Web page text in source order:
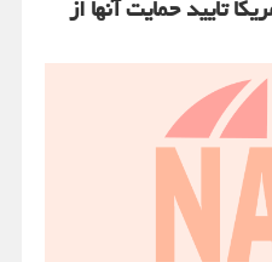
تایید حمایت آنها از